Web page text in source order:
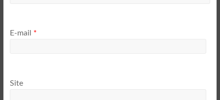
E-mail *
Site